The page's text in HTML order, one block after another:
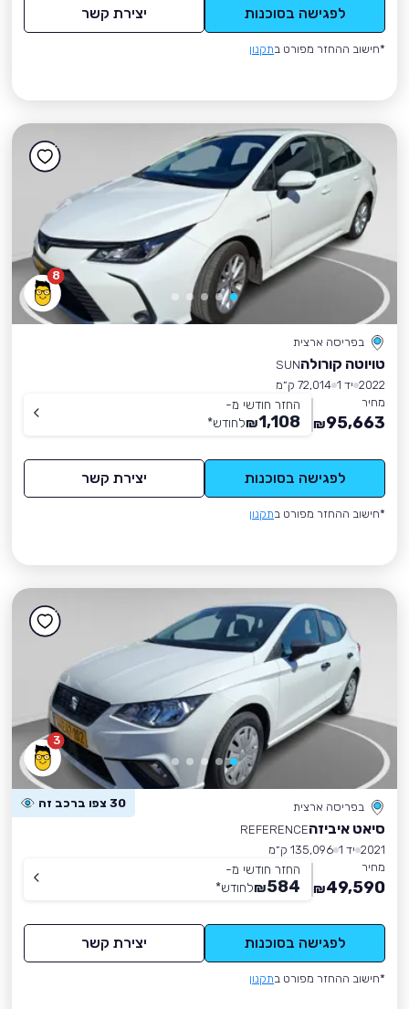
לפגישה בסוכנות יצירת קשר
*חישוב ההחזר מפורט בתקנון
8
בפריסה ארצית
טויוטה קורולהSUN
2022 יד 1
72,014 ק״מ
מחיר
95,663
₪
החזר חודשי מ-
1,108
₪לחודש*
לפגישה בסוכנות יצירת קשר
*חישוב ההחזר מפורט בתקנון
3
בפריסה ארצית 30 צפו ברכב זה
סיאט איביזהREFERENCE
2021 יד 1
135,096 ק״מ
מחיר
49,590
₪
החזר חודשי מ-
584
₪לחודש*
לפגישה בסוכנות יצירת קשר
*חישוב ההחזר מפורט בתקנון